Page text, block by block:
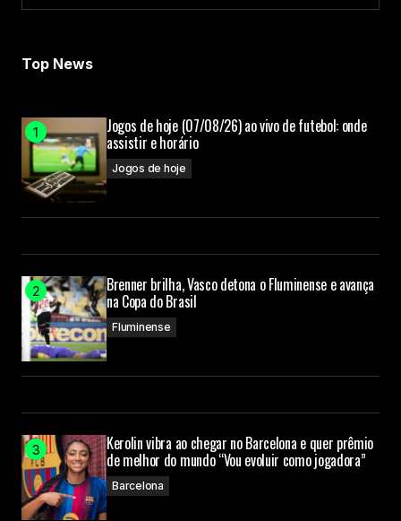
Load More
Top News
Jogos de hoje (07/08/26) ao vivo de futebol: onde
assistir e horário
Jogos de hoje
Brenner brilha, Vasco detona o Fluminense e avança
na Copa do Brasil
Fluminense
Kerolin vibra ao chegar no Barcelona e quer prêmio
de melhor do mundo “Vou evoluir como jogadora”
Barcelona